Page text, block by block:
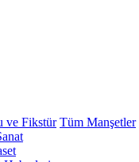
ve Fikstür Tüm Manşetler